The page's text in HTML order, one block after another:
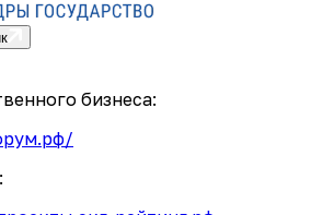
бизнеса: